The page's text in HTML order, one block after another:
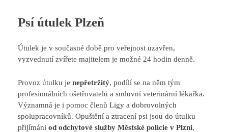
Psí útulek Plzeň
Útulek je v současné době pro veřejnost uzavřen,
vyzvednutí zvířete majitelem je možné 24 hodin denně.
Provoz útulku je nepřetržitý, podílí se na něm tým
profesionálních ošetřovatelů a smluvní veterinární lékařka.
Významná je i pomoc členů Ligy a dobrovolných
spolupracovníků. Opuštění a ztracení psi jsou do útulku
přijímáni od odchytové služby Městské policie v Plzni,